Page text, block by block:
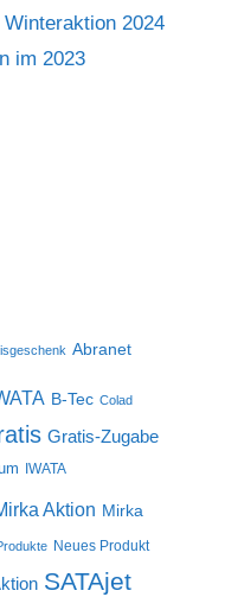
2024
im 2023
Abranet
B-Tec Colad
Gratis-Zugabe
IWATA
Aktion Mirka
Neues Produkt
SATAjet